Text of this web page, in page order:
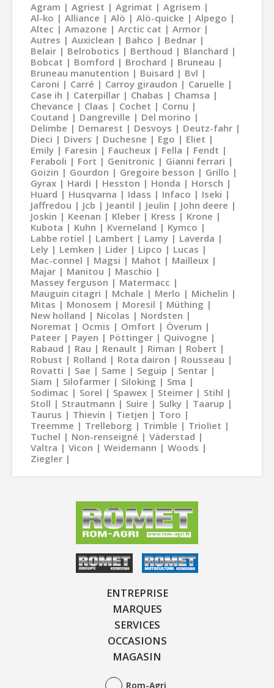
Agram Agriest Agrimat
Agrisem
Al-ko
Alliance Alö Alö-quicke
Alpego
Altec
Amazone Arctic cat
Armor
Autres
Auxiclean Bahco
Bednar
Belair
Belrobotics Berthoud
Blanchard
Bobcat
Bomford Brochard
Bruneau
Bruneau manutention
Buisard
Bvl
Caroni
Carré Carroy giraudon
Caruelle
Case ih
Caterpillar Chabas
Chamsa
Chevance
Claas Cochet
Cornu
Coutand
Dangreville
Del morino
Delimbe
Demarest Desvoys
Deutz-fahr
Dieci
Divers Duchesne Ego
Eliet
Emily
Faresin Faucheux Fella
Fendt
Feraboli
Fort Genitronic
Gianni ferrari
Goizin
Gourdon Gregoire besson
Grillo
Gyrax
Hardi Hesston Honda
Horsch
Huard
Husqvarna Idass Infaco
Iseki
Jaffredou
Jcb Jeantil Jeulin
John deere
Joskin
Keenan Kleber Kress
Krone
Kubota
Kuhn Kverneland
Kymco
Labbe rotiel
Lambert Lamy
Laverda
Lely
Lemken Lider Lipco
Lucas
Mac-connel
Magsi Mahot
Mailleux
Majar
Manitou
Maschio
Massey ferguson
Matermacc
Mauguin citagri
Mchale Merlo
Michelin
Mitas
Monosem Moresil
Müthing
New holland
Nicolas
Nordsten
Noremat
Ocmis Omfort
Överum
Pateer
Payen Pöttinger
Quivogne
Rabaud
Rau Renault Riman
Robert
Robust
Rolland Rota dairon
Rousseau
Rovatti
Sae Same Seguip
Sentar
Siam
Silofarmer Siloking
Sma
Sodimac
Sorel Spawex Steimer
Stihl
Stoll
Strautmann Suire Sulky
Taarup
Taurus
Thievin Tietjen
Toro
Treemme
Trelleborg Trimble
Trioliet
Tuchel
Non-renseigné
Väderstad
Valtra
Vicon Weidemann
Woods
Ziegler
ENTREPRISE
MARQUES
SERVICES
OCCASIONS
MAGASIN
Rom-Agri